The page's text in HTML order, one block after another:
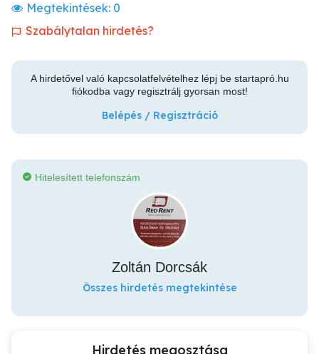
Megtekintések: 0
Szabálytalan hirdetés?
A hirdetővel való kapcsolatfelvételhez lépj be startapró.hu
fiókodba vagy regisztrálj gyorsan most!
Belépés / Regisztráció
Hitelesített telefonszám
Zoltán Dorcsák
Összes hirdetés megtekintése
Hirdetés megosztása